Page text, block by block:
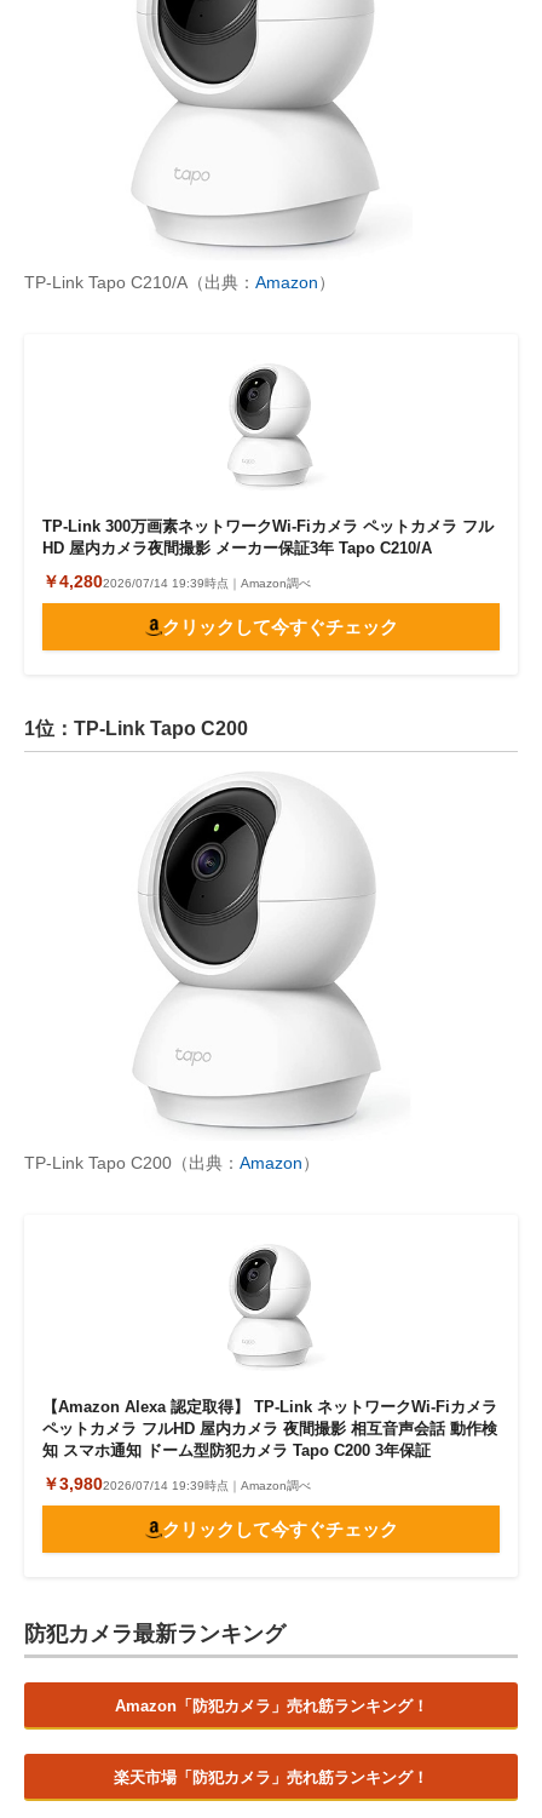
TP-Link Tapo C210/A（出典： Amazon）
TP-Link 300万画素ネットワークWi-Fiカメラ ペットカメラ フル
HD 屋内カメラ夜間撮影 メーカー保証3年 Tapo C210/A
￥4,2802026/07/14 19:39時点｜Amazon調べ
クリックして今すぐチェック
1位：TP-Link Tapo C200
TP-Link Tapo C200（出典： Amazon）
【Amazon Alexa 認定取得】 TP-Link ネットワークWi-Fiカメラ
ペットカメラ フルHD 屋内カメラ 夜間撮影 相互音声会話 動作検
知 スマホ通知 ドーム型防犯カメラ Tapo C200 3年保証
￥3,9802026/07/14 19:39時点｜Amazon調べ
クリックして今すぐチェック
防犯カメラ最新ランキング
Amazon「防犯カメラ」売れ筋ランキング！
楽天市場「防犯カメラ」売れ筋ランキング！